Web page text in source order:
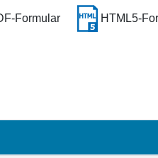
Formular HTML5-